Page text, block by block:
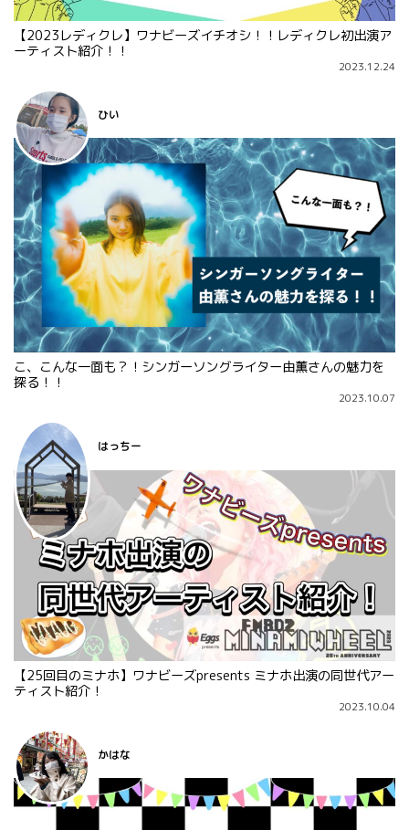
【2023レディクレ】ワナビーズイチオシ！！レディクレ初出演ア
ーティスト紹介！！
2023.12.24
こ、こんな一面も？！シンガーソングライター由薫さんの魅力を
探る！！
2023.10.07
ひい
【25回目のミナホ】ワナビーズpresents ミナホ出演の同世代アー
ティスト紹介！
2023.10.04
はっちー
かはな